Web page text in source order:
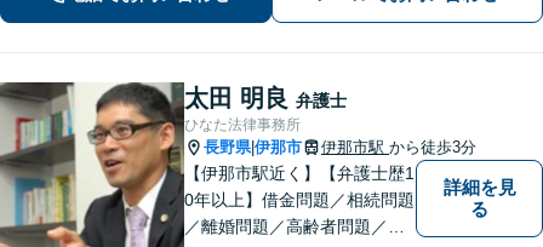
太田 明良 弁護士
ひなた法律事務所
長野県|伊那市 伊那市駅 から徒歩3分
【伊那市駅近く】【弁護士歴1
0年以上】借金問題／相続問題
／離婚問題／高齢者問題／相
詳細を見
る